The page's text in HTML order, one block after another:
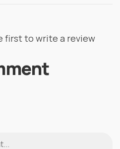
first to write a review